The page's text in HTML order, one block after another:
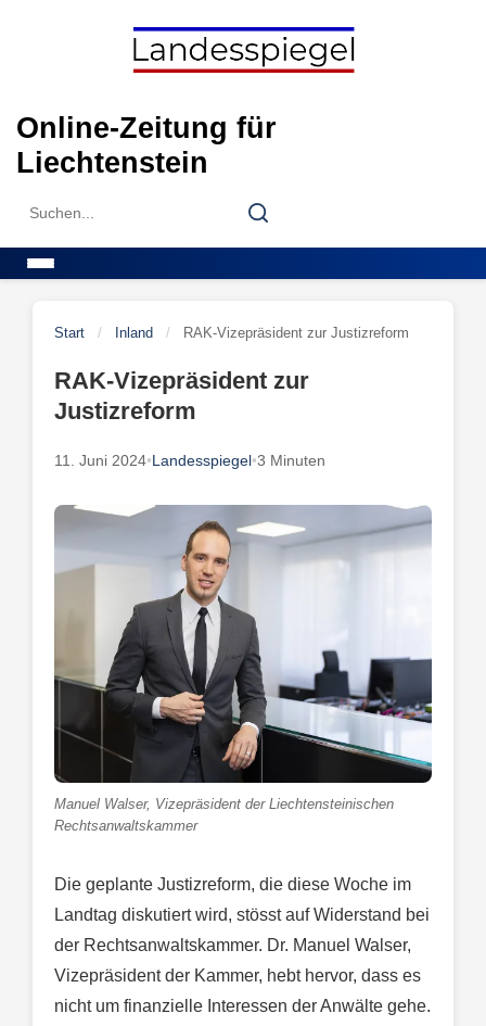
Online-Zeitung für
Liechtenstein
Search
Search
Start / Inland / RAK-Vizepräsident zur Justizreform
RAK-Vizepräsident zur
Justizreform
11. Juni 2024•Landesspiegel•3 Minuten
Manuel Walser, Vizepräsident der Liechtensteinischen
Rechtsanwaltskammer
Die geplante Justizreform, die diese Woche im
Landtag diskutiert wird, stösst auf Widerstand bei
der Rechtsanwaltskammer. Dr. Manuel Walser,
Vizepräsident der Kammer, hebt hervor, dass es
nicht um finanzielle Interessen der Anwälte gehe.